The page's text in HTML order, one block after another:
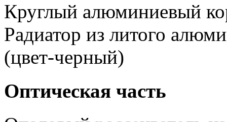
Круглый алюминиевый
Радиатор из литого
(цвет-черный)
Оптическая часть